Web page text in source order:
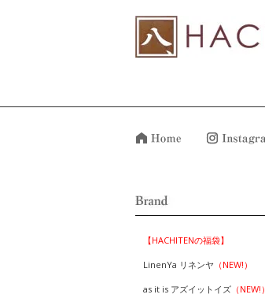
【HACHITENの福袋】
LinenYa リネンヤ （NEW!）
as it is アズイットイズ （NEW!）